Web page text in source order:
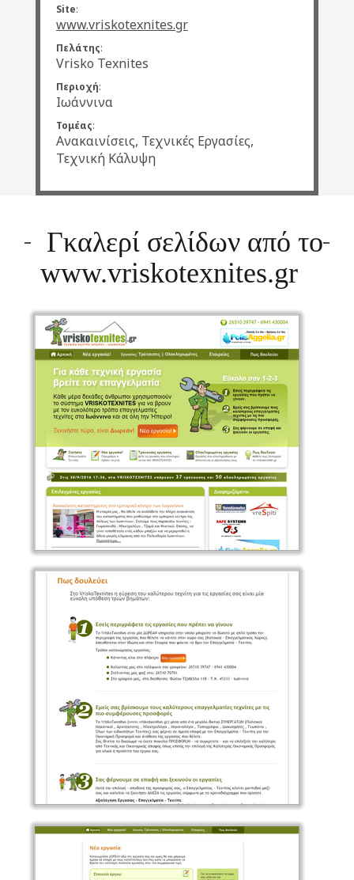
Site:
www.vriskotexnites.gr
Πελάτης:
Vrisko Texnites
Περιοχή:
Ιωάννινα
Τομέας:
Ανακαινίσεις, Τεχνικές Εργασίες,
Τεχνική Κάλυψη
Γκαλερί σελίδων από το
www.vriskotexnites.gr